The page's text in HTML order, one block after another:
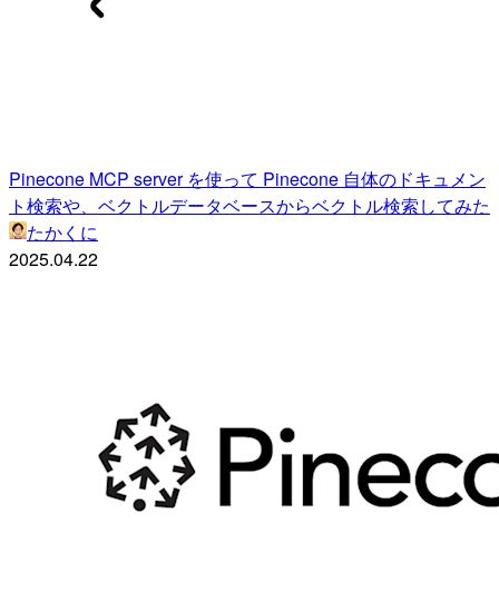
Pinecone MCP server を使って Pinecone 自体のドキュメン
ト検索や、ベクトルデータベースからベクトル検索してみた
たかくに
2025.04.22